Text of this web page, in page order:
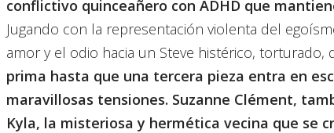
conflictivo quinceañero con ADHD que
Jugando con la representación violenta del
amor y el odio hacia un Steve histérico, torturado,
prima hasta que una tercera pieza entra en
maravillosas tensiones. Suzanne Clément,
Kyla, la misteriosa y hermética vecina que se